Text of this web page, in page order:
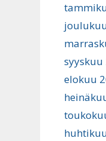
syyskuu
elokuu